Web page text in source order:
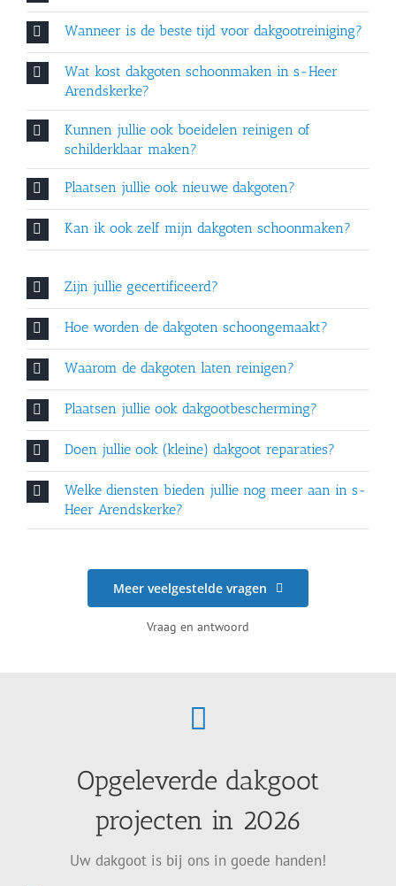
Wanneer is de beste tijd voor dakgootreiniging?
Wat kost dakgoten schoonmaken in s-Heer
Arendskerke?
Kunnen jullie ook boeidelen reinigen of
schilderklaar maken?
Plaatsen jullie ook nieuwe dakgoten?
Kan ik ook zelf mijn dakgoten schoonmaken?
Zijn jullie gecertificeerd?
Hoe worden de dakgoten schoongemaakt?
Waarom de dakgoten laten reinigen?
Plaatsen jullie ook dakgootbescherming?
Doen jullie ook (kleine) dakgoot reparaties?
Welke diensten bieden jullie nog meer aan in s-
Heer Arendskerke?
Meer veelgestelde vragen
Vraag en antwoord
Opgeleverde dakgoot
projecten in 2026
Uw dakgoot is bij ons in goede handen!